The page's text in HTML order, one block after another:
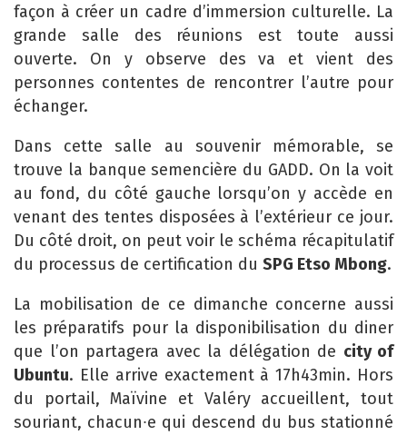
façon à créer un cadre d’immersion culturelle. La
grande salle des réunions est toute aussi
ouverte. On y observe des va et vient des
personnes contentes de rencontrer l’autre pour
échanger.
Dans cette salle au souvenir mémorable, se
trouve la banque semencière du GADD. On la voit
au fond, du côté gauche lorsqu’on y accède en
venant des tentes disposées à l’extérieur ce jour.
Du côté droit, on peut voir le schéma récapitulatif
du processus de certification du SPG Etso Mbong.
La mobilisation de ce dimanche concerne aussi
les préparatifs pour la disponibilisation du diner
que l’on partagera avec la délégation de city of
Ubuntu. Elle arrive exactement à 17h43min. Hors
du portail, Maïvine et Valéry accueillent, tout
souriant, chacun∙e qui descend du bus stationné